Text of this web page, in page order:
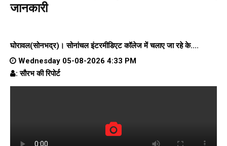
जानकारी
घोरावल(सोनभद्र)। सोनांचल इंटरमीडिएट कॉलेजमें चलाए जा रहे के....
Wednesday 05-08-2026 4:33 PM
: सौरभ की रिपोर्ट